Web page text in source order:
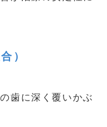
）
歯に深く覆いかぶ